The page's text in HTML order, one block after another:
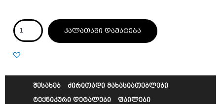
კალათაში დამატება
შესახებ
ძირითადი მახასიათებლები
ტექნიკური დეტალები
ფაილები